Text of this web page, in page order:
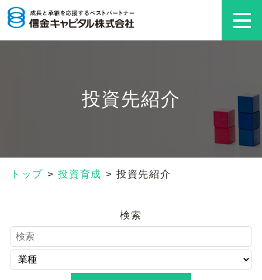
投資先紹介
トップ >投資育成 >投資先紹介
検索